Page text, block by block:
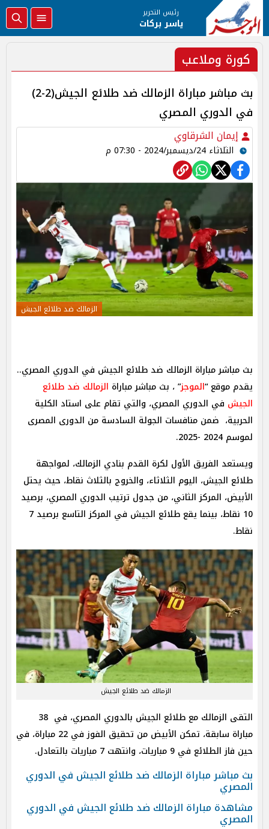
رئيس التحرير
ياسر بركات
كورة وملاعب
بث مباشر مباراة الزمالك ضد طلائع الجيش(2-2)
في الدوري المصري
إيمان الشرقاوي
الثلاثاء 24/ديسمبر/2024 - 07:30 م
الزمالك ضد طلائع الجيش
بث مباشر مباراة الزمالك ضد طلائع الجيش في الدوري المصري..
يقدم موقع “الموجز” ، بث مباشر مباراة الزمالك ضد طلائع
الجيش في الدوري المصري، والتي تقام على استاد الكلية
الحربية، ضمن منافسات الجولة السادسة من الدورى المصرى
لموسم 2024 -2025.
ويستعد الفريق الأول لكرة القدم بنادي الزمالك، لمواجهة
طلائع الجيش، اليوم الثلاثاء، والخروج بالثلاث نقاط، حيث يحتل
الأبيض، المركز الثاني، من جدول ترتيب الدوري المصري، برصيد
10 نقاط، بينما يقع طلائع الجيش في المركز التاسع برصيد 7
نقاط.
الزمالك ضد طلائع الجيش
التقى الزمالك مع طلائع الجيش بالدوري المصري، في 38
مباراة سابقة، تمكن الأبيض من تحقيق الفوز في 22 مباراة، في
حين فاز الطلائع في 9 مباريات، وانتهت 7 مباريات بالتعادل.
بث مباشر مباراة الزمالك ضد طلائع الجيش في الدوري
المصري
مشاهدة مباراة الزمالك ضد طلائع الجيش في الدوري
المصري